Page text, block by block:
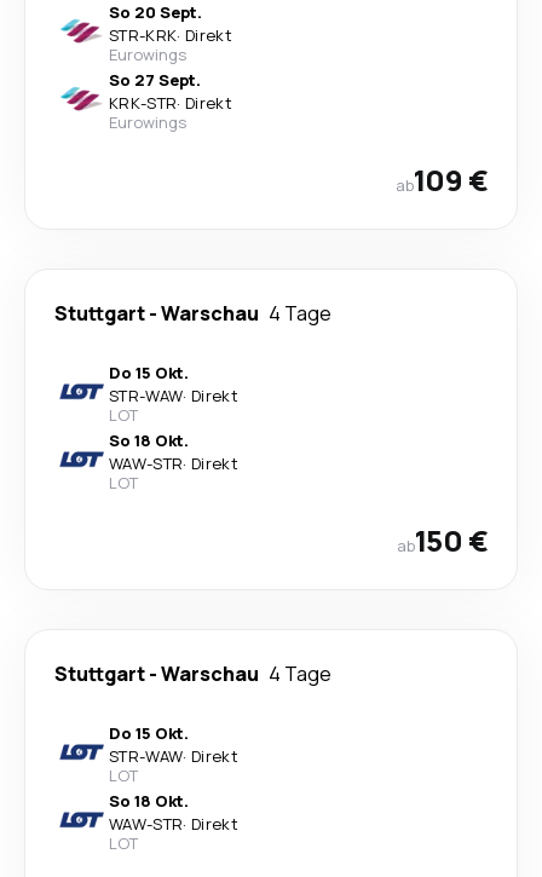
So 20 Sept.
STR-KRK· Direkt
Eurowings
So 27 Sept.
KRK-STR· Direkt
Eurowings
ab109 €
Stuttgart-Warschau 4 Tage
Do 15 Okt.
STR-WAW· Direkt
LOT
So 18 Okt.
WAW-STR· Direkt
LOT
ab150 €
Stuttgart-Warschau 4 Tage
Do 15 Okt.
STR-WAW· Direkt
LOT
So 18 Okt.
WAW-STR· Direkt
LOT